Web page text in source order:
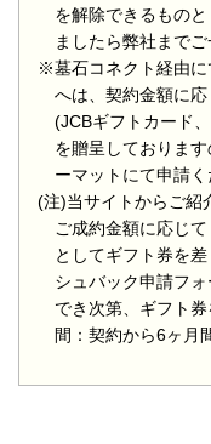
を解除できるもの
ましたら弊社までご
※墓石コネクト経由に
へは、契約金額に
(JCBギフトカード
を贈呈しておりま
ーマットにて申請
(注)当サイトからご紹
ご成約金額に応じ
としてギフト券を
シュバック申請フ
でき次第、ギフト
間：契約から6ヶ月